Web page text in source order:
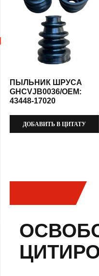
ПЫЛЬНИК ШРУСА
GHCVJB0036/OEM:
43448-17020
ДОБАВИТЬ В ЦИТАТУ